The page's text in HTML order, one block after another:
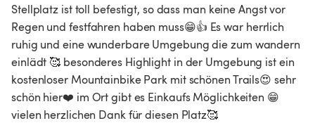
Stellplatz ist toll befestigt, so dass man keine Angst vor
Regen und festfahren haben muss😁👍 Es war herrlich
ruhig und eine wunderbare Umgebung die zum wandern
einlädt 🥰 besonderes Highlight in der Umgebung ist ein
kostenloser Mountainbike Park mit schönen Trails😍 sehr
schön hier❤️ im Ort gibt es Einkaufs Möglichkeiten 😁
vielen herzlichen Dank für diesen Platz🥰